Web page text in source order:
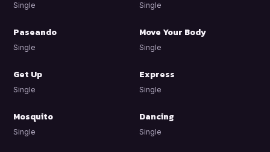
Single Single
Paseando
Single
Move Your Body
Single
Get Up
Single
Express
Single
Mosquito
Single
Dancing
Single